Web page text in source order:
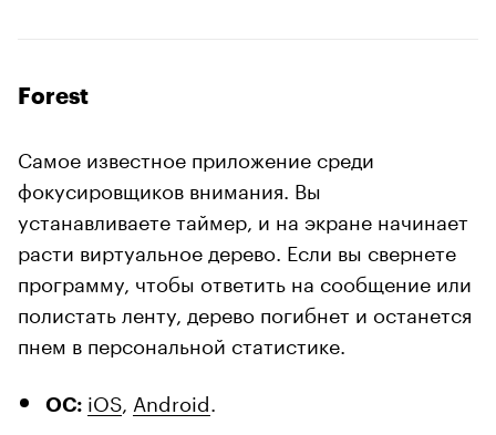
Forest
Самое известное приложение среди
фокусировщиков внимания. Вы
устанавливаете таймер, и на экране начинает
расти виртуальное дерево. Если вы свернете
программу, чтобы ответить на сообщение или
полистать ленту, дерево погибнет и останется
пнем в персональной статистике.
ОС: iOS Android